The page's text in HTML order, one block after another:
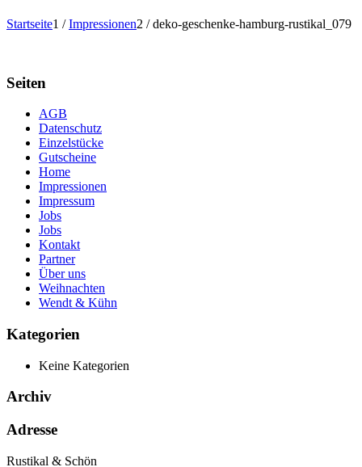
Startseite1 / Impressionen2 / deko-geschenke-hamburg-rustikal_079
Seiten
AGB
Datenschutz
Einzelstücke
Gutscheine
Home
Impressionen
Impressum
Jobs
Jobs
Kontakt
Partner
Über uns
Weihnachten
Wendt & Kühn
Kategorien
Keine Kategorien
Archiv
Adresse
Rustikal & Schön